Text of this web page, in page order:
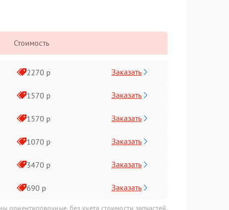
Стоимость
2270 р Заказать
1570 р Заказать
1570 р Заказать
1070 р Заказать
3470 р Заказать
690 р Заказать
ориентировочные, без учета стоимости запчастей.